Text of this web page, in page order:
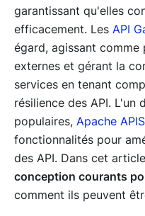
garantissant qu'elles
efficacement. Les API
égard, agissant
externes et gérant la
services en tenant
résilience des API. L'un
populaires, Apache
fonctionnalités pour
des API. Dans cet
conception courants
comment ils peuvent